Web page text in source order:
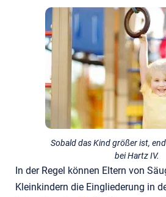
Sobald das Kind größer ist,
bei Hartz IV.
In der Regel können Eltern von
Kleinkindern die Eingliederung in